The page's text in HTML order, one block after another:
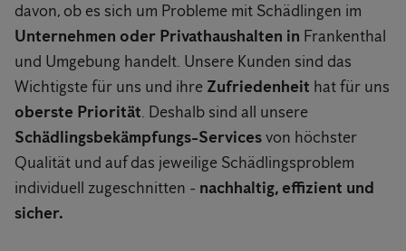
davon, ob es sich um Probleme mit Schädlingen im
Unternehmen oder Privathaushalten in Frankenthal
und Umgebung handelt. Unsere Kunden sind das
Wichtigste für uns und ihre Zufriedenheit hat für uns
oberste Priorität. Deshalb sind all unsere
Schädlingsbekämpfungs-Servicesvon höchster
Qualität und auf das jeweilige Schädlingsproblem
individuell zugeschnitten - nachhaltig, effizient und
sicher.